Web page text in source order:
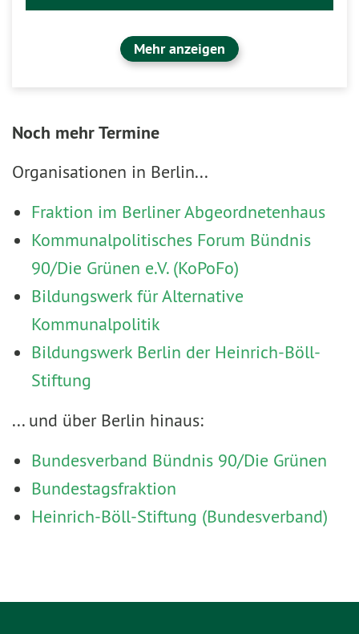
Mehr anzeigen
Noch mehr Termine
Organisationen in Berlin...
Fraktion im Berliner Abgeordnetenhaus
Kommunalpolitisches Forum Bündnis
90/Die Grünen e.V. (KoPoFo)
Bildungswerk für Alternative
Kommunalpolitik
Bildungswerk Berlin der Heinrich-Böll-
Stiftung
... und über Berlin hinaus:
Bundesverband Bündnis 90/Die Grünen
Bundestagsfraktion
Heinrich-Böll-Stiftung (Bundesverband)